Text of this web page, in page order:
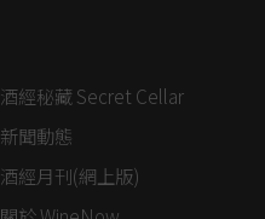
酒經秘藏 Secret Cellar
新聞動態
酒經月刊(網上版)